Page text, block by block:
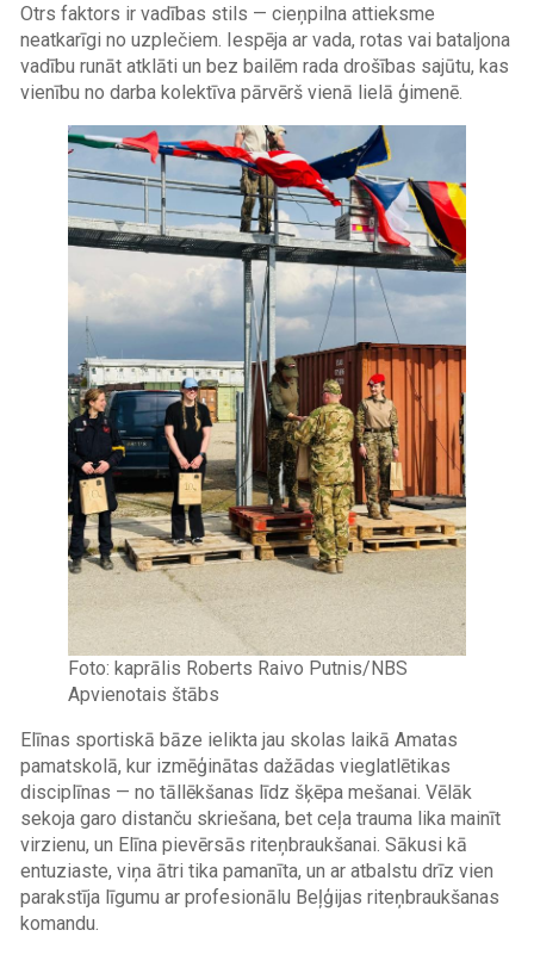
Otrs faktors ir vadības stils — cieņpilna attieksme
neatkarīgi no uzplečiem. Iespēja ar vada, rotas vai bataljona
vadību runāt atklāti un bez bailēm rada drošības sajūtu, kas
vienību no darba kolektīva pārvērš vienā lielā ģimenē.
Image
Foto: kaprālis Roberts Raivo Putnis/NBS
Apvienotais štābs
Elīnas sportiskā bāze ielikta jau skolas laikā Amatas
pamatskolā, kur izmēģinātas dažādas vieglatlētikas
disciplīnas — no tāllēkšanas līdz šķēpa mešanai. Vēlāk
sekoja garo distanču skriešana, bet ceļa trauma lika mainīt
virzienu, un Elīna pievērsās riteņbraukšanai. Sākusi kā
entuziaste, viņa ātri tika pamanīta, un ar atbalstu drīz vien
parakstīja līgumu ar profesionālu Beļģijas riteņbraukšanas
komandu.